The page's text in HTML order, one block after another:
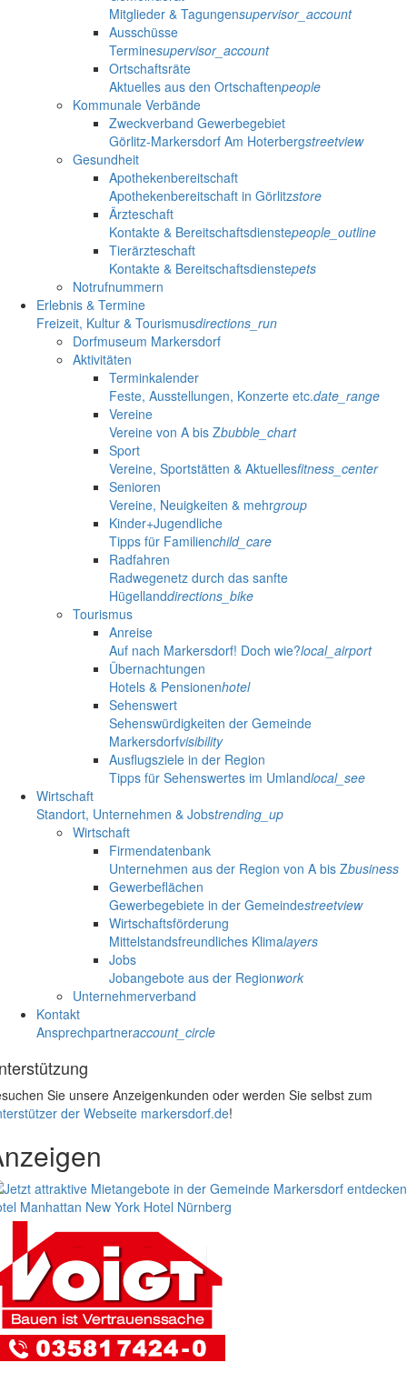
Mitglieder & Tagungensupervisor_account
Ausschüsse
Terminesupervisor_account
Ortschaftsräte
Aktuelles aus den Ortschaftenpeople
Kommunale Verbände
Zweckverband Gewerbegebiet
Görlitz-Markersdorf Am Hoterbergstreetview
Gesundheit
Apothekenbereitschaft
Apothekenbereitschaft in Görlitzstore
Ärzteschaft
Kontakte & Bereitschaftsdienstepeople_outline
Tierärzteschaft
Kontakte & Bereitschaftsdienstepets
Notrufnummern
Erlebnis & Termine
Freizeit, Kultur & Tourismusdirections_run
Dorfmuseum Markersdorf
Aktivitäten
Terminkalender
Feste, Ausstellungen, Konzerte etc.date_range
Vereine
Vereine von A bis Zbubble_chart
Sport
Vereine, Sportstätten & Aktuellesfitness_center
Senioren
Vereine, Neuigkeiten & mehrgroup
Kinder+Jugendliche
Tipps für Familienchild_care
Radfahren
Radwegenetz durch das sanfte
Hügellanddirections_bike
Tourismus
Anreise
Auf nach Markersdorf! Doch wie?local_airport
Übernachtungen
Hotels & Pensionenhotel
Sehenswert
Sehenswürdigkeiten der Gemeinde
Markersdorfvisibility
Ausflugsziele in der Region
Tipps für Sehenswertes im Umlandlocal_see
Wirtschaft
Standort, Unternehmen & Jobstrending_up
Wirtschaft
Firmendatenbank
Unternehmen aus der Region von A bis Zbusiness
Gewerbeflächen
Gewerbegebiete in der Gemeindestreetview
Wirtschaftsförderung
Mittelstandsfreundliches Klimalayers
Jobs
Jobangebote aus der Regionwork
Unternehmerverband
Kontakt
Ansprechpartneraccount_circle
Sie unsere Anzeigenkunden oder werden Sie selbst zum
der Webseite markersdorf.de!
Manhattan New York Hotel Nürnberg